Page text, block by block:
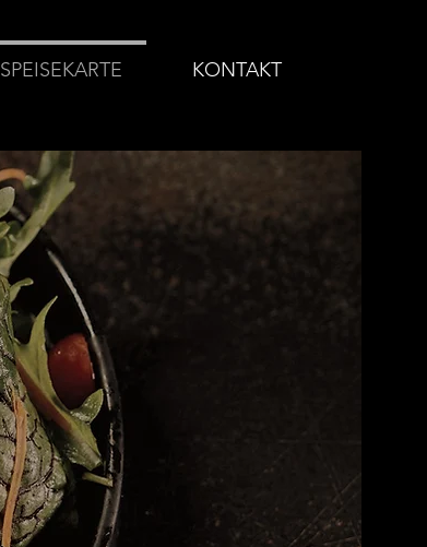
SPEISEKARTE KONTAKT